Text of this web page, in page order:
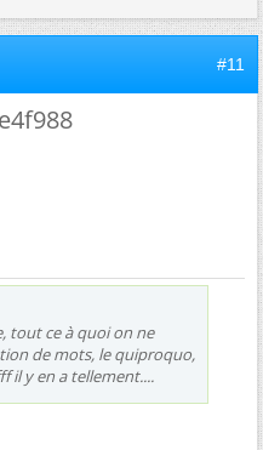
#11
tout ce à quoi on ne
de mots, le quiproquo,
il y en a tellement....